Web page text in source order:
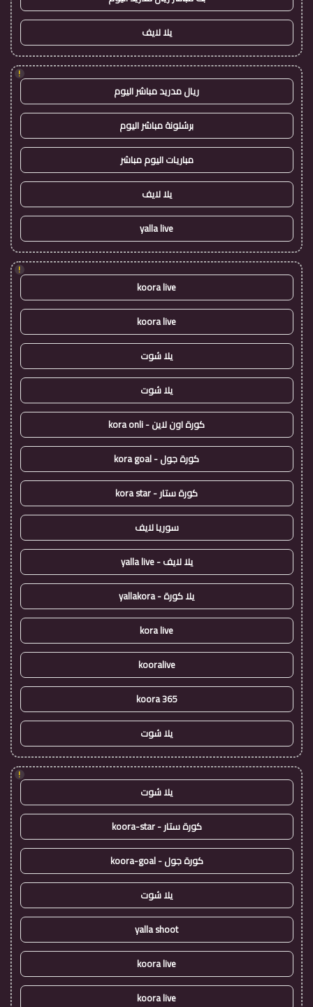
يلا لايف
!
ريال مدريد مباشر اليوم
برشلونة مباشر اليوم
مباريات اليوم مباشر
يلا لايف
yalla live
!
koora live
koora live
يلا شوت
يلا شوت
كورة اون لاين - kora onli
كورة جول - kora goal
كورة ستار - kora star
سوريا لايف
يلا لايف - yalla live
يلا كورة - yallakora
kora live
kooralive
koora 365
يلا شوت
!
يلا شوت
كورة ستار - koora-star
كورة جول - koora-goal
يلا شوت
yalla shoot
koora live
koora live